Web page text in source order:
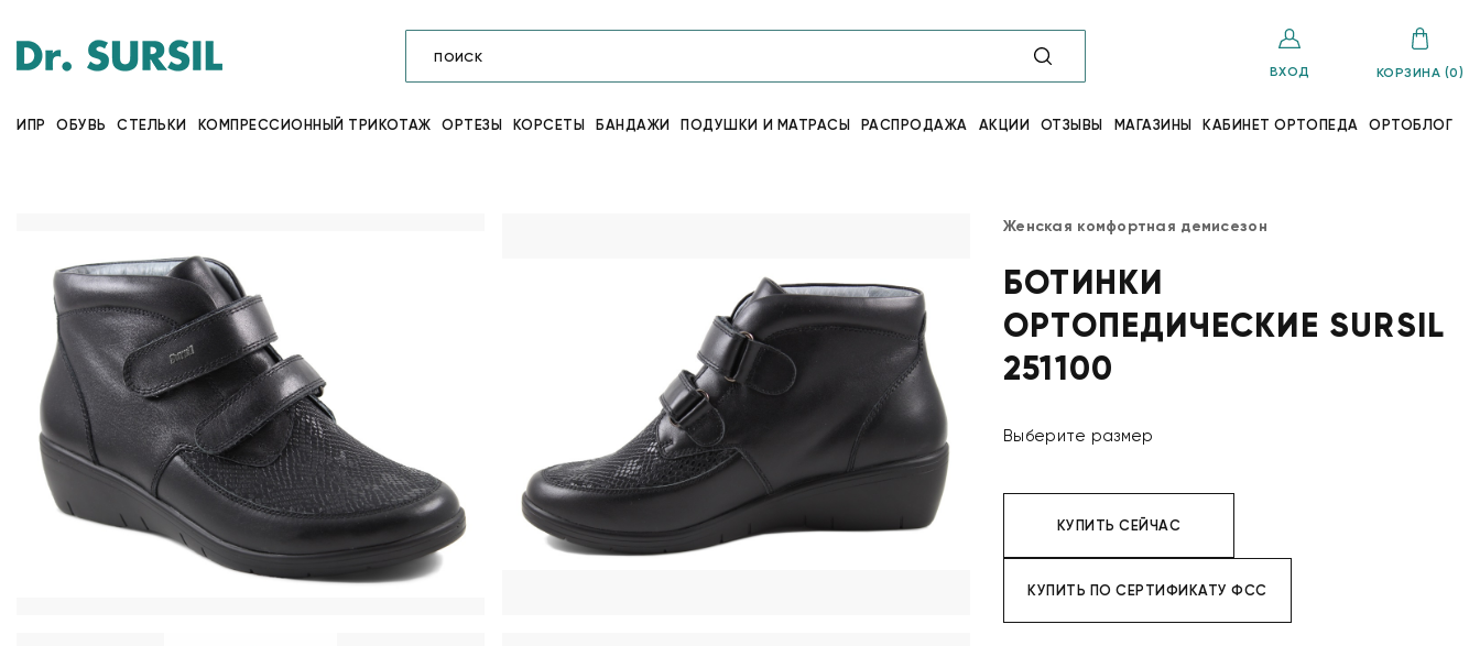
ВХОД КОРЗИНА (0)
ИПР ОБУВЬ СТЕЛЬКИ КОМПРЕССИОННЫЙ ТРИКОТАЖ ОРТЕЗЫ КОРСЕТЫ БАНДАЖИ ПОДУШКИ И МАТРАСЫ РАСПРОДАЖА АКЦИИ ОТЗЫВЫ МАГАЗИНЫ КАБИНЕТ ОРТОПЕДА ОРТОБЛОГ
Женская комфортная демисезон
БОТИНКИ
ОРТОПЕДИЧЕСКИЕ SURSIL
251100
Выберите размер
КУПИТЬ СЕЙЧАС
КУПИТЬ ПО СЕРТИФИКАТУ ФСС